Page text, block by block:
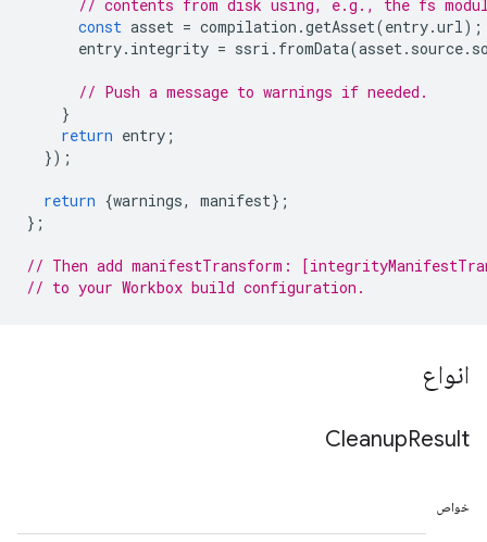
// contents from disk using, e.g., the fs
const asset = compilation .getAsset(entry.url);
entry. integrity = ssri . fromData(asset. source.
// Push a message to warnings if needed.
}
return entry ;
});
return {warnings, manifest};
};
// Then add manifestTransform:
// to your Workbox build configuration.
انواع
CleanupResult
خواص